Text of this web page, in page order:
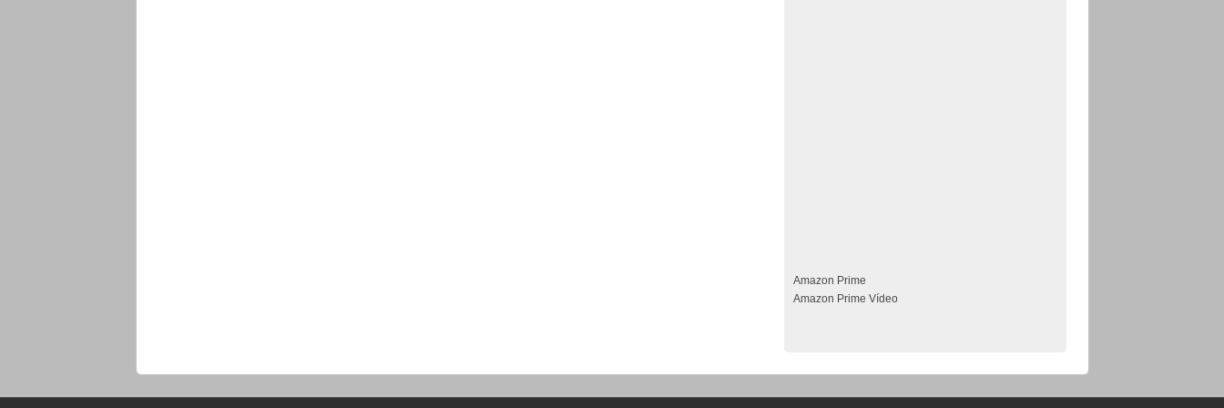
Amazon Prime
Amazon Prime Vídeo